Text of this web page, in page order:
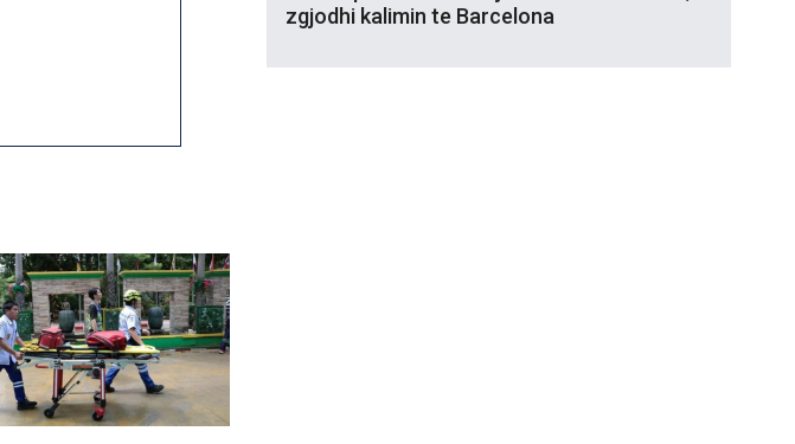
zgjodhi kalimin te Barcelona